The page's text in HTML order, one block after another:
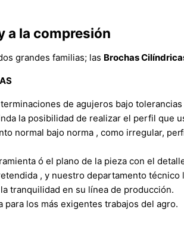
a la compresión
grandes familias; las Brochas
de agujeros bajo
la posibilidad de realizar el perfil que
normal bajo norma , como irregular,
ó el plano de la pieza con el
, y nuestro departamento técnico
tranquilidad en su línea de producción.
para los más exigentes trabajos del agro.